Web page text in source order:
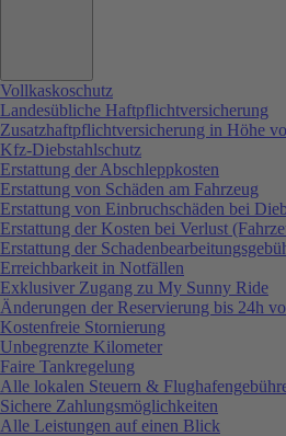
Vollkaskoschutz
Landesübliche Haftpflichtversicherung
Zusatzhaftpflichtversicherung in Höhe
Kfz-Diebstahlschutz
Erstattung der Abschleppkosten
Erstattung von Schäden am Fahrzeug
Erstattung von Einbruchschäden bei
Erstattung der Kosten bei Verlust
Erstattung der
Erreichbarkeit in Notfällen
Exklusiver Zugang zu My Sunny Ride
Änderungen der Reservierung bis 24h
Kostenfreie Stornierung
Unbegrenzte Kilometer
Faire Tankregelung
Alle lokalen Steuern &
Sichere Zahlungsmöglichkeiten
Alle Leistungen auf einen Blick